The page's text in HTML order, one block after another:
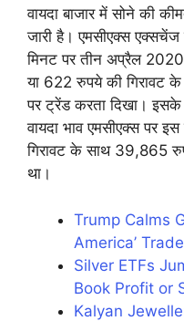
वायदा बाजार में सोने की
जारी है। एमसीएक्स
मिनट पर तीन अप्रैल
या 622 रुपये की गिरावट
पर ट्रेंड करता दिखा।
वायदा भाव एमसीएक्स पर
गिरावट के साथ 39,865
था।
Trump Calms
America’
Silver ETFs
Book Profit or
Kalyan